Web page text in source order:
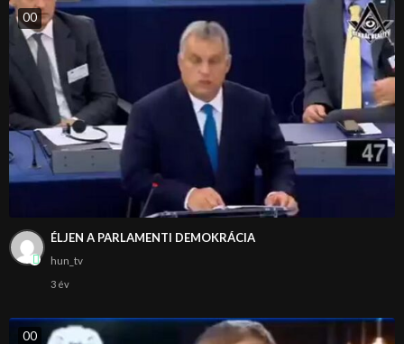
00
ÉLJEN A PARLAMENTI DEMOKRÁCIA
hun_tv
3 év
00